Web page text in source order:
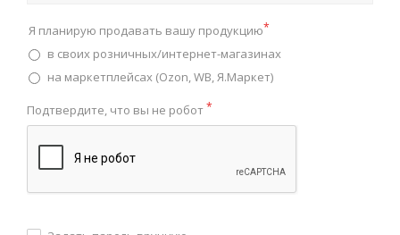
Я планирую продавать вашу продукцию*
в своих розничных/интернет-магазинах
на маркетплейсах (Ozon, WB, Я.Маркет)
Подтвердите, что вы не робот*